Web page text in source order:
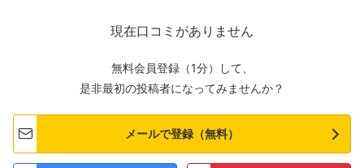
現在口コミがありません
無料会員登録（1分）して、
是非最初の投稿者になってみませんか？
メールで登録（無料）